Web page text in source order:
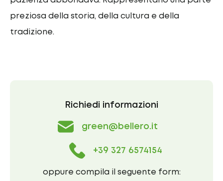
preziosa della storia, della cultura e della
tradizione.
Richiedi informazioni
green@bellero.it
+39 327 6574154
oppure compila il seguente form: